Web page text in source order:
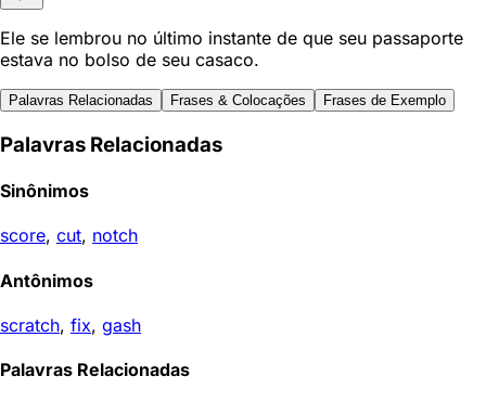
Ele se lembrou no último instante de que seu passaporte
estava no bolso de seu casaco.
Palavras Relacionadas Frases & Colocações Frases de Exemplo
Palavras Relacionadas
Sinônimos
score, cut, notch
Antônimos
scratch, fix, gash
Palavras Relacionadas